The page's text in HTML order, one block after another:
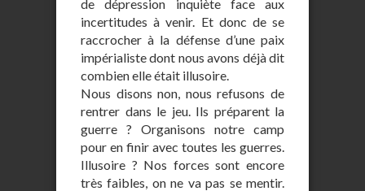
de dépression inquiète face aux
incertitudes à venir. Et donc de se
raccrocher à la défense d’une paix
impérialiste dont nous avons déjà dit
combien elle était illusoire.
Nous disons non, nous refusons de
rentrer dans le jeu. Ils préparent la
guerre ? Organisons notre camp
pour en finir avec toutes les guerres.
Illusoire ? Nos forces sont encore
très faibles, on ne va pas se mentir.